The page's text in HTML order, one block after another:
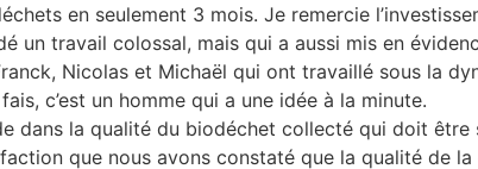
en seulement 3 mois. Je remercie
un travail colossal, mais qui a aussi mis en
Nicolas et Michaël qui ont travaillé sous la
c’est un homme qui a une idée à la minute.
dans la qualité du biodéchet collecté qui doit
que nous avons constaté que la qualité de